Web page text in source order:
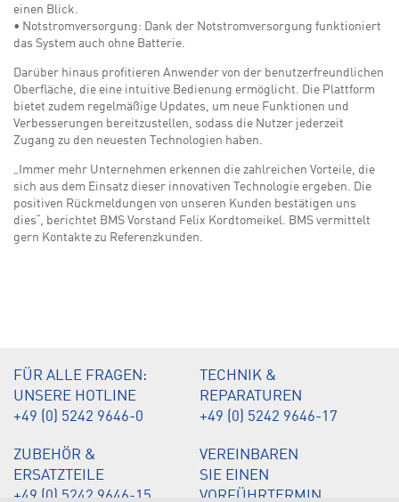
einen Blick.
• Notstromversorgung: Dank der Notstromversorgung funktioniert
das System auch ohne Batterie.
Darüber hinaus profitieren Anwender von der benutzerfreundlichen
Oberfläche, die eine intuitive Bedienung ermöglicht. Die Plattform
bietet zudem regelmäßige Updates, um neue Funktionen und
Verbesserungen bereitzustellen, sodass die Nutzer jederzeit
Zugang zu den neuesten Technologien haben.
„Immer mehr Unternehmen erkennen die zahlreichen Vorteile, die
sich aus dem Einsatz dieser innovativen Technologie ergeben. Die
positiven Rückmeldungen von unseren Kunden bestätigen uns
dies“, berichtet BMS Vorstand Felix Kordtomeikel. BMS vermittelt
gern Kontakte zu Referenzkunden.
FÜR ALLE FRAGEN:
UNSERE HOTLINE
+49 (0) 5242 9646-0
TECHNIK &
REPARATUREN
+49 (0) 5242 9646-17
ZUBEHÖR &
ERSATZTEILE
+49 (0) 5242 9646-15
VEREINBAREN
SIE EINEN
VORFÜHRTERMIN